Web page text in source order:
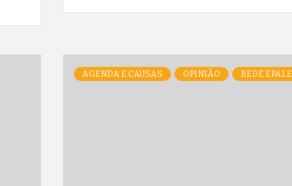
AGENDA E CAUSAS OPINIÃO REDE EPALE